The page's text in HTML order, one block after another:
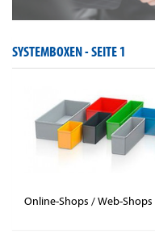
SYSTEMBOXEN -SEITE 1
Online-Shops / Web-